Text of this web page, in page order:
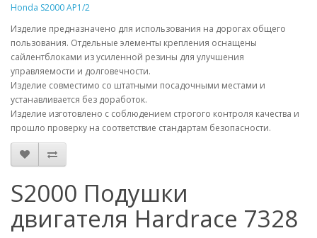
Honda S2000 AP1/2
Изделие предназначено для использования на дорогах общего
пользования. Отдельные элементы крепления оснащены
сайлентблоками из усиленной резины для улучшения
управляемости и долговечности.
Изделие совместимо со штатными посадочными местами и
устанавливается без доработок.
Изделие изготовлено с соблюдением строгого контроля качества и
прошло проверку на соответствие стандартам безопасности.
S2000 Подушки
двигателя Hardrace 7328